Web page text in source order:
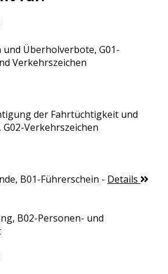
Überholverbote, G01-
Verkehrszeichen
der Fahrtüchtigkeit und
Verkehrszeichen
B01-Führerschein - Details
B02-Personen- und